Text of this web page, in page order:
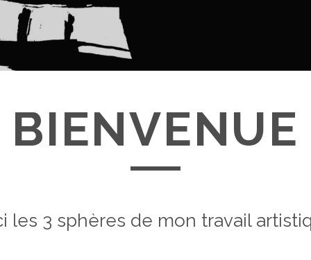
BIENVENUE
les 3 sphères de mon travail